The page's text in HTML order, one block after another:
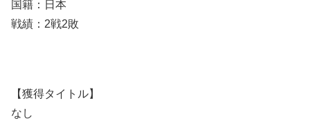
国籍：日本
戦績：2戦2敗
【獲得タイトル】
なし